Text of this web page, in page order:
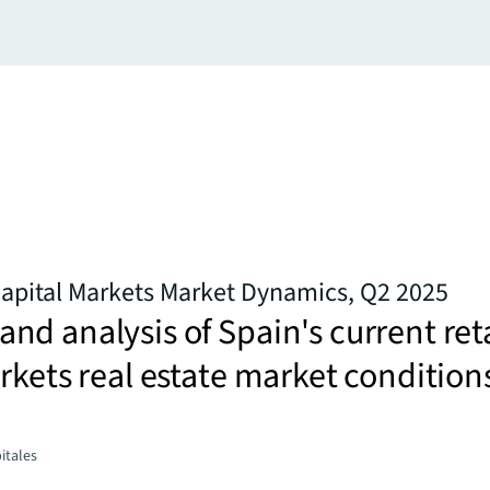
Markets Market Dynamics, Q2 2025
analysis of Spain's current
real estate market